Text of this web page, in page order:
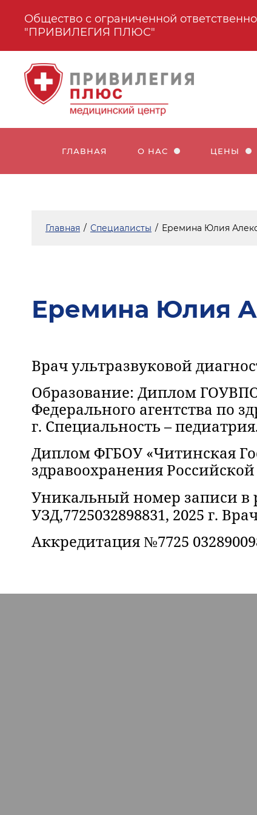
Общество с ограниченной
"ПРИВИЛЕГИЯ ПЛЮС"
ГЛАВНАЯ О НАС ЦЕНЫ
Главная / Специалисты / Еремина Юлия
Еремина Юлия
Врач ультразвуковой
Образование: Диплом
Федерального агентства по
г. Специальность –
Диплом ФГБОУ «Читинская
здравоохранения
Уникальный номер записи в
УЗД,7725032898831, 2025 г.
Аккредитация №7725